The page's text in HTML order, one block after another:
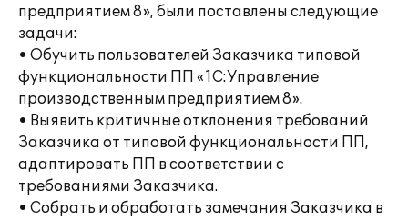
предприятием 8», были поставлены следующие
задачи:
• Обучить пользователей Заказчика типовой
функциональности ПП «1С:Управление
производственным предприятием 8».
• Выявить критичные отклонения требований
Заказчика от типовой функциональности ПП,
адаптировать ПП в соответствии с
требованиями Заказчика.
• Собрать и обработать замечания Заказчика в